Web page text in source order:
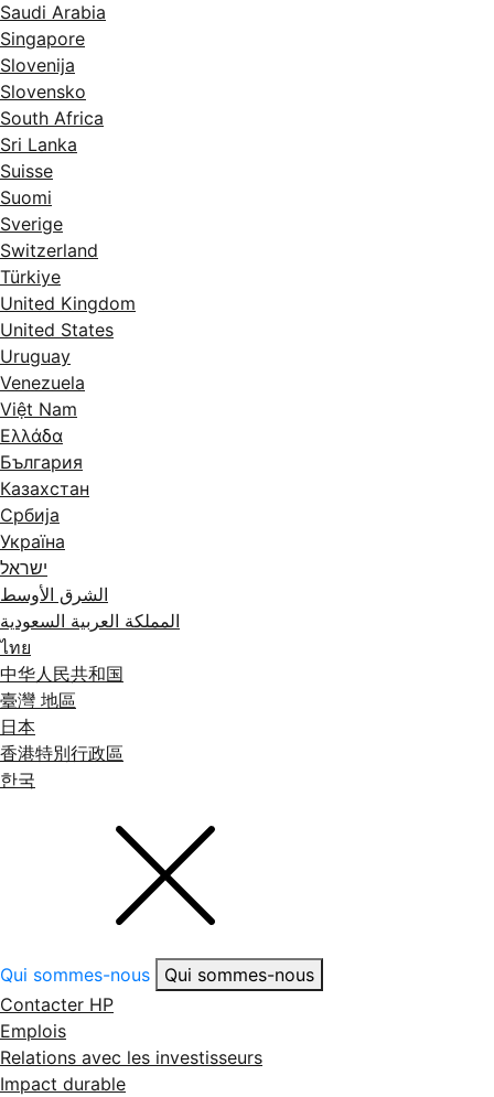
Saudi Arabia
Singapore
Slovenija
Slovensko
South Africa
Sri Lanka
Suisse
Suomi
Sverige
Switzerland
Türkiye
United Kingdom
United States
Uruguay
Venezuela
Việt Nam
Ελλάδα
България
Казахстан
Србија
Україна
ישראל
الشرق الأوسط
المملكة العربية السعودية
ไทย
中华人民共和国
臺灣 地區
日本
香港特別行政區
한국
Qui sommes-nous
Qui sommes-nous
Contacter HP
Emplois
Relations avec les investisseurs
Impact durable